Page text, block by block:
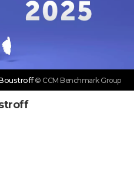
© CCM Benchmark Group